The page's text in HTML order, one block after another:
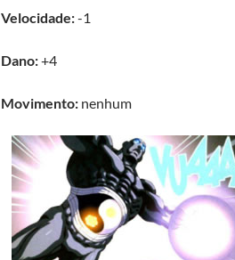
Velocidade:-1
Dano:+4
Movimento: nenhum